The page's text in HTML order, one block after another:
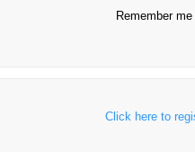
Remember
Click here to